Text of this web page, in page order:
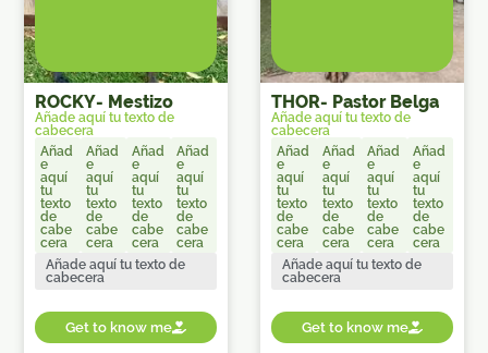
ROCKY- Mestizo
Añade aquí tu texto de
cabecera
Añad
e
aquí
tu
texto
de
cabe
cera
Añad
e
aquí
tu
texto
de
cabe
cera
Añad
e
aquí
tu
texto
de
cabe
cera
Añad
e
aquí
tu
texto
de
cabe
cera
Añade aquí tu texto de
cabecera
Get to know me
THOR- Pastor Belga
Añade aquí tu texto de
cabecera
Añad
e
aquí
tu
texto
de
cabe
cera
Añad
e
aquí
tu
texto
de
cabe
cera
Añad
e
aquí
tu
texto
de
cabe
cera
Añad
e
aquí
tu
texto
de
cabe
cera
Añade aquí tu texto de
cabecera
Get to know me